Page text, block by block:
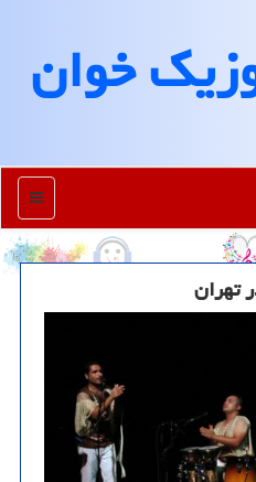
خوان
منو
تهران